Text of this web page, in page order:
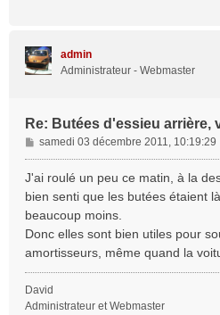
admin
Administrateur - Webmaster
Re: Butées d'essieu arrière,
M
e
s
g
e
samedi 03 décembre 2011, 10:19:29
J'ai roulé un peu ce matin, à la
bien senti que les butées étaient
beaucoup moins.
Donc elles sont bien utiles pour
amortisseurs, même quand la
David
Administrateur et Webmaster